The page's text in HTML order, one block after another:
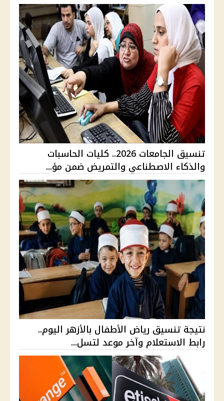
تنسيق الجامعات 2026.. كليات الحاسبات
والذكاء الاصطناعي والتمريض ضمن مؤ...
نتيجة تنسيق رياض الأطفال بالأزهر اليوم..
رابط الاستعلام وآخر موعد لتسل...